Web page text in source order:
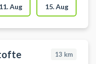
til
11. Aug 15. Aug
13 km